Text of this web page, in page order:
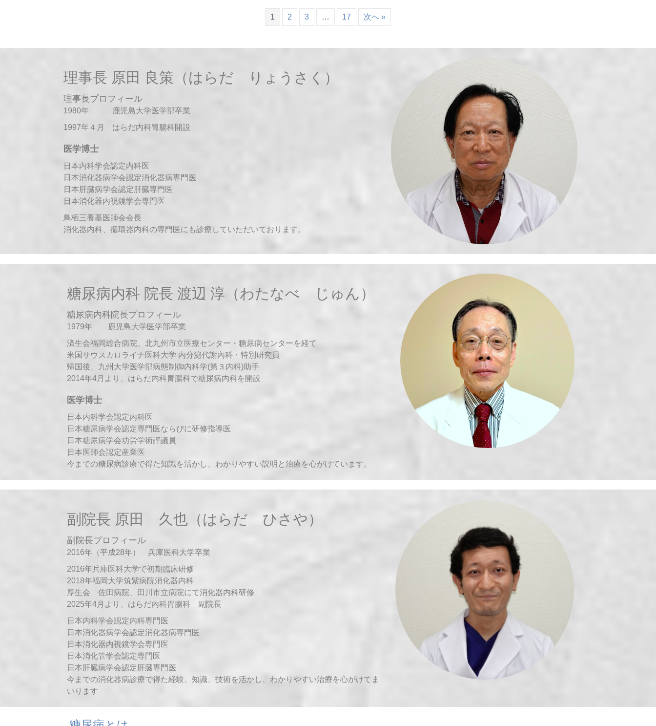
1 2 3 … 17 次へ »
理事長 原田 良策（はらだ りょうさく）
理事長プロフィール
1980年 鹿児島大学医学部卒業
1997年４月 はらだ内科胃腸科開設
医学博士
日本内科学会認定内科医
日本消化器病学会認定消化器病専門医
日本肝臓病学会認定肝臓専門医
日本消化器内視鏡学会専門医
鳥栖三養基医師会会長
消化器内科、循環器内科の専門医にも診療していただいております。
糖尿病内科 院長 渡辺 淳（わたなべ じゅん）
糖尿病内科院長プロフィール
1979年 鹿児島大学医学部卒業
済生会福岡総合病院、北九州市立医療センター・糖尿病センターを経て
米国サウスカロライナ医科大学 内分泌代謝內科・特別研究員
帰国後、九州大学医学部病態制御内科学(第３内科)助手
2014年4月より、はらだ内科胃腸科で糖尿病内科を開設
医学博士
日本内科学会認定内科医
日本糖尿病学会認定専門医ならびに研修指導医
日本糖尿病学会功労学術評議員
日本医師会認定産業医
今までの糖尿病診療で得た知識を活かし、わかりやすい説明と治療を心がけています。
副院長 原田 久也（はらだ ひさや）
副院長プロフィール
2016年（平成28年） 兵庫医科大学卒業
2016年兵庫医科大学で初期臨床研修
2018年福岡大学筑紫病院消化器内科
厚生会 佐田病院、田川市立病院にて消化器内科研修
2025年4月より、はらだ内科胃腸科 副院長
日本内科学会認定内科専門医
日本消化器病学会認定消化器病専門医
日本消化器内視鏡学会専門医
日本消化管学会認定専門医
日本肝臓病学会認定肝臓専門医
今までの消化器病診療で得た経験、知識、技術を活かし、わかりやすい治療を心がけてま
いります